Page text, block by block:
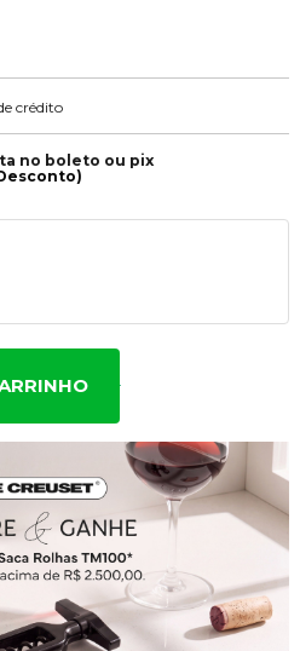
crédito
no boleto ou pix